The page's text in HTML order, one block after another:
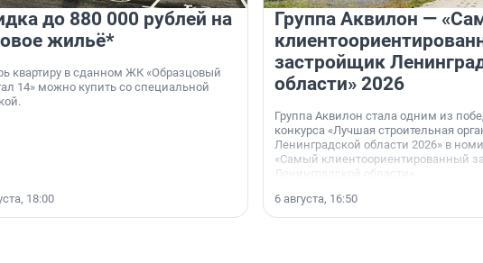
до 880 000 рублей на
жильё*
квартиру в сданном ЖК «Образцовый
14» можно купить со специальной
18:00
Группа Аквилон —
застройщик
области» 2026
Группа Аквилон стала одним из
конкурса «Лучшая строительная
Ленинградской области 2026» в
«Самый клиентоориентированный
Ленинградской области».
6 августа, 16:50